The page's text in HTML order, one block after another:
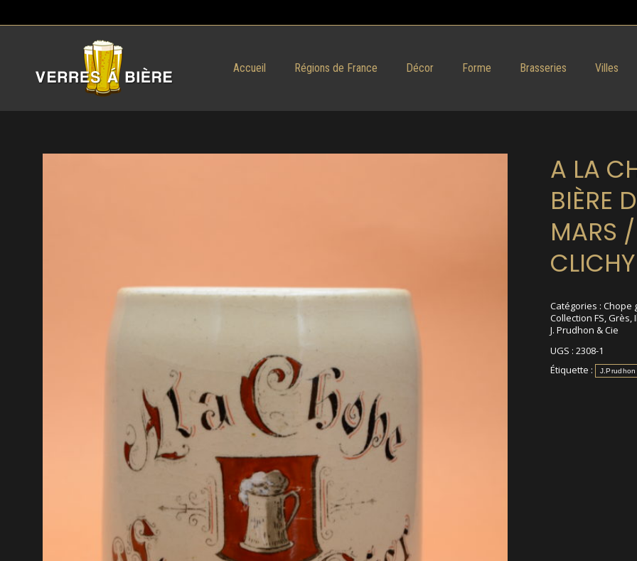
Accueil Régions de France Décor Forme Brasseries Villes
A LA
BIÈRE
MARS /
CLICHY
Catégories : Chope
Collection FS,Grès,
J. Prudhon & Cie
UGS : 2308-1
Étiquette :
J.Prudhon